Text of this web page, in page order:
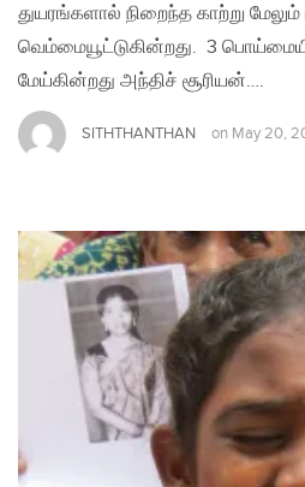
துயரங்களால் நிறைந்த காற்று
வெம்மையூட்டுகின்றது. 3
மேய்கின்றது அந்திச் சூரியன்….
SITHTHANTHAN on May 20,